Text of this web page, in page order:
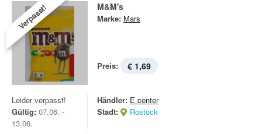
Verpasst! M&M's
Marke: Mars
Preis: € 1,69
Leider verpasst!
Gültig: 07.06. -
13.06.
Händler: E center
Stadt:
Rostock